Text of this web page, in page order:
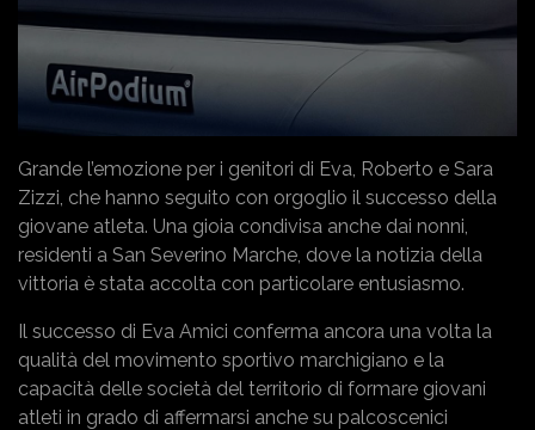
Grande l’emozione per i genitori di Eva, Roberto e Sara
Zizzi, che hanno seguito con orgoglio il successo della
giovane atleta. Una gioia condivisa anche dai nonni,
residenti a San Severino Marche, dove la notizia della
vittoria è stata accolta con particolare entusiasmo.
Il successo di Eva Amici conferma ancora una volta la
qualità del movimento sportivo marchigiano e la
capacità delle società del territorio di formare giovani
atleti in grado di affermarsi anche su palcoscenici